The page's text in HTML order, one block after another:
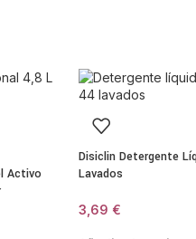
incluso en zonas de difícil
Activo
Disiclin Detergente
Lavados
3,69 €